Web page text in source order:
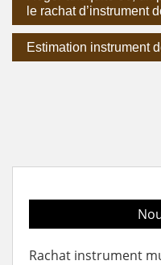
le rachat d’instrument
Estimation instrument
Rachat instrument